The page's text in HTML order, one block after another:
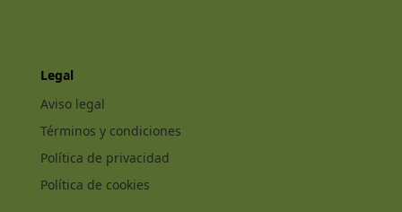
Legal
Aviso legal
Términos y condiciones
Política de privacidad
Política de cookies